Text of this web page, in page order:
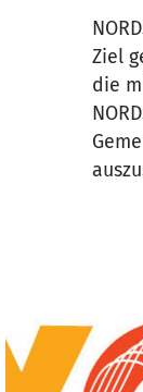
Ziel
die